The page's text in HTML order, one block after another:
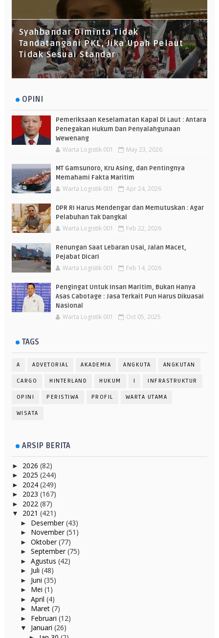
Syahbandar Diminta Tidak
Tandatangani PKL, Jika Upah Pelaut
Tidak Sesuai Standar
OPINI
Pemeriksaan Keselamatan Kapal Di Laut : Antara
Penegakan Hukum Dan Penyalahgunaan
Wewenang
Warta Logistik 001 May 23, 2026
MT Gamsunoro, Kru Asing, dan Pentingnya
Memahami Fakta Maritim
Warta Logistik 001 Apr 24, 2026
DPR RI Harus Mendengar dan Memutuskan : Agar
Pelabuhan Tak Dangkal
Warta Logistik 001 Feb 22, 2026
Renungan Saat Lebaran Usai, Jalan Macet,
Pejabat Dicari
Warta Logistik 001 Feb 14, 2026
Pengingat Untuk Insan Maritim, Bukan Hanya
Asas Cabotage : Jasa Terkait Pun Harus Dikuasai
Nasional
Warta Logistik 001 Oct 05, 2025
TAGS
A ADVETORIAL AKADEMIA ANGKUTA ANGKUTAN
CARGO HINTERLAND HUKUM I INFRASTRUKTUR
OPINI PERISTIWA PROFIL WARTA UTAMA
WISATA
ARSIP BERITA
► 2026 (82)
► 2025 (244)
► 2024 (249)
► 2023 (167)
► 2022 (87)
▼ 2021 (421)
► Desember(43)
► November(51)
► Oktober(77)
► September(75)
► Agustus (42)
► Juli (48)
► Juni (35)
► Mei (1)
► April (4)
► Maret (7)
► Februari (12)
▼ Januari (26)